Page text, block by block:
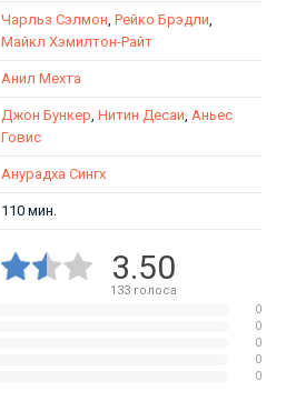
Чарльз Сэлмон, Рейко Брэдли,
Майкл Хэмилтон-Райт
Анил Мехта
Джон Бункер, Нитин Десаи, Аньес
Говис
Анурадха Сингх
110 мин.
3.50
133голоса
0
0
0
0
0